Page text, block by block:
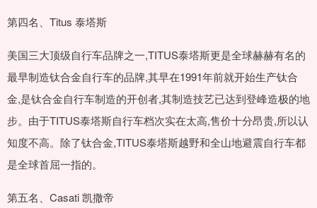
第四名、Titus 泰塔斯
美国三大顶级自行车品牌之一,TITUS泰塔斯更是全球赫赫有名的
最早制造钛合金自行车的品牌,其早在1991年前就开始生产钛合
金,是钛合金自行车制造的开创者,其制造技艺已达到登峰造极的地
步。由于TITUS泰塔斯自行车档次实在太高,售价十分昂贵,所以认
知度不高。除了钛合金,TITUS泰塔斯越野和全山地避震自行车都
是全球首屈一指的。
第五名、Casati 凯撒帝